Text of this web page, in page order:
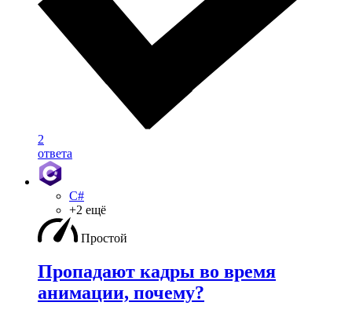
2
ответа
C#
+2 ещё
Простой
Пропадают кадры во время
анимации, почему?